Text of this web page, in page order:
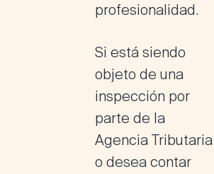
profesionalidad.
Si está siendo
objeto de una
inspección por
parte de la
Agencia Tributaria
o desea contar